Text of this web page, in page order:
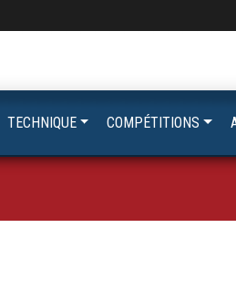
TECHNIQUE COMPÉTITIONS